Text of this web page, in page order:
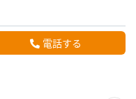
電話する